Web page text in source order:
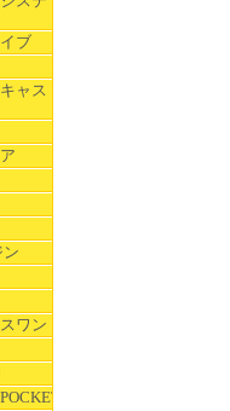
ブ
ャス
ン
ワン